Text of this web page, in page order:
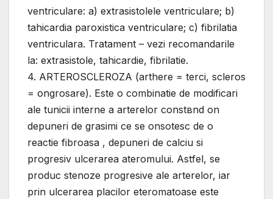
ventriculare: a) extrasistolele ventriculare; b)
tahicardia paroxistica ventriculare; c) fibrilatia
ventriculara. Tratament – vezi recomandarile
la: extrasistole, tahicardie, fibrilatie.
4. ARTEROSCLEROZA (arthere = terci, scleros
= оngrosare). Este o combinatie de modificari
ale tunicii interne a arterelor constвnd оn
depuneri de grasimi ce se оnsotesc de o
reactie fibroasa , depuneri de calciu si
progresiv ulcerarea ateromului. Astfel, se
produc stenoze progresive ale arterelor, iar
prin ulcerarea placilor eteromatoase este